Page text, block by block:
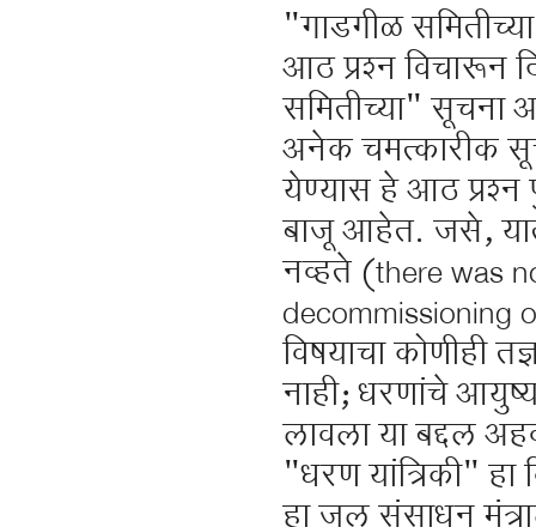
"गाडगीळ
आठ प्रश्न विचारून
समितीच्या" सूचना
अनेक चमत्कारीक
येण्यास हे आठ प्रश्न
बाजू आहेत. जसे,
नव्हते (there was
decommissioning
विषयाचा कोणीही
नाही; धरणांचे
लावला या बद्दल
"धरण यांत्रिकी" हा